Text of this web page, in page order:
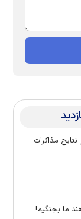
نتایج مذاکرات
ما بجنگیم!